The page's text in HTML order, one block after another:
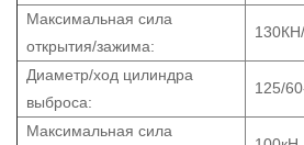
Максимальная сила
открытия/зажима:
Диаметр/ход цилиндра
выброса:
125/
Максимальная сила